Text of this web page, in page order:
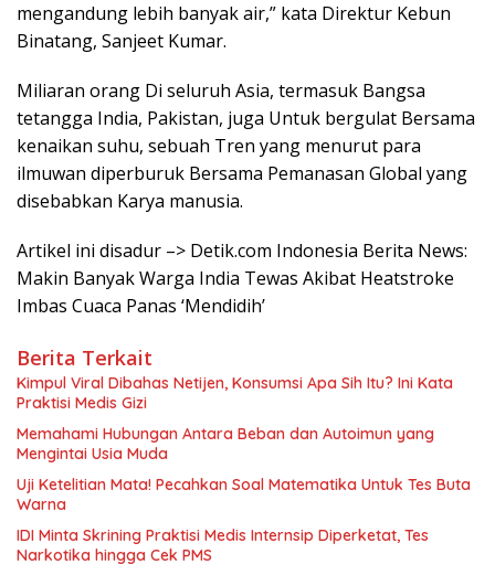
mengandung lebih banyak air,” kata Direktur Kebun
Binatang, Sanjeet Kumar.
Miliaran orang Di seluruh Asia, termasuk Bangsa
tetangga India, Pakistan, juga Untuk bergulat Bersama
kenaikan suhu, sebuah Tren yang menurut para
ilmuwan diperburuk Bersama Pemanasan Global yang
disebabkan Karya manusia.
Artikel ini disadur –> Detik.com Indonesia Berita News:
Makin Banyak Warga India Tewas Akibat Heatstroke
Imbas Cuaca Panas ‘Mendidih’
Berita Terkait
Kimpul Viral Dibahas Netijen, Konsumsi Apa Sih Itu? Ini Kata
Praktisi Medis Gizi
Memahami Hubungan Antara Beban dan Autoimun yang
Mengintai Usia Muda
Uji Ketelitian Mata! Pecahkan Soal Matematika Untuk Tes Buta
Warna
IDI Minta Skrining Praktisi Medis Internsip Diperketat, Tes
Narkotika hingga Cek PMS